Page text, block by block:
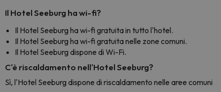
Il Hotel Seeburg ha wi-fi?
Il Hotel Seeburg ha wi-fi gratuita in tutto l'hotel.
Il Hotel Seeburg ha wi-fi gratuita nelle zone comuni.
Il Hotel Seeburg dispone di Wi-Fi.
C'è riscaldamento nell'Hotel Seeburg?
Sì, l'Hotel Seeburg dispone di riscaldamento nelle aree comuni